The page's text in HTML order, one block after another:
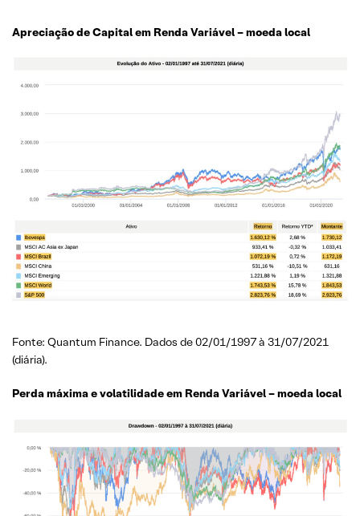
Apreciação de Capital em Renda Variável – moeda local
Fonte: Quantum Finance. Dados de 02/01/1997 à 31/07/2021
(diária).
Perda máxima e volatilidade em Renda Variável – moeda local